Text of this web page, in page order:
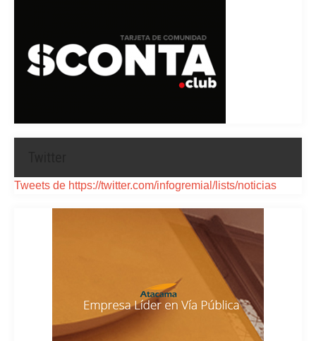
Tweets de https://twitter.com/infogremial/lists/noticias